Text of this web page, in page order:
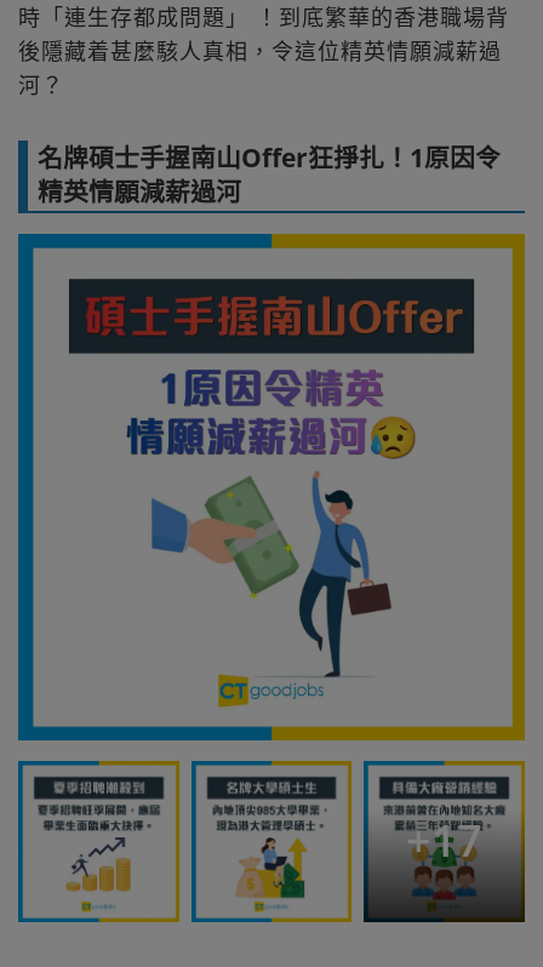
時「連生存都成問題」 ！到底繁華的香港職場背
後隱藏着甚麼駭人真相，令這位精英情願減薪過
河？
名牌碩士手握南山Offer狂掙扎！1原因令
精英情願減薪過河
+17